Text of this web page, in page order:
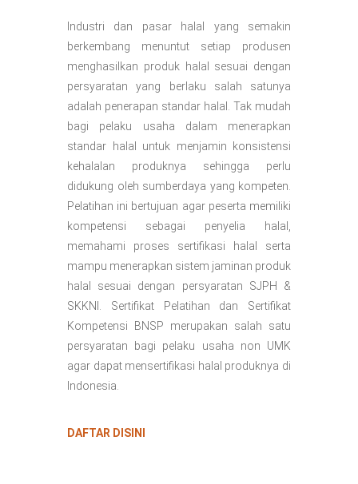
Industri dan pasar halal yang semakin
berkembang menuntut setiap produsen
menghasilkan produk halal sesuai dengan
persyaratan yang berlaku salah satunya
adalah penerapan standar halal. Tak mudah
bagi pelaku usaha dalam menerapkan
standar halal untuk menjamin konsistensi
kehalalan produknya sehingga perlu
didukung oleh sumberdaya yang kompeten.
Pelatihan ini bertujuan agar peserta memiliki
kompetensi sebagai penyelia halal,
memahami proses sertifikasi halal serta
mampu menerapkan sistem jaminan produk
halal sesuai dengan persyaratan SJPH &
SKKNI. Sertifikat Pelatihan dan Sertifikat
Kompetensi BNSP merupakan salah satu
persyaratan bagi pelaku usaha non UMK
agar dapat mensertifikasi halal produknya di
Indonesia.
DAFTAR DISINI